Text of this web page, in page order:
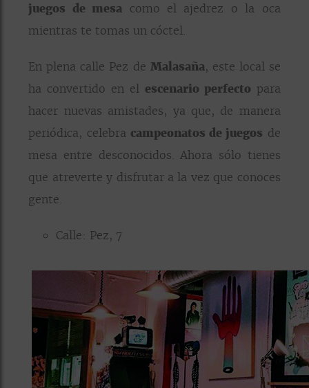
juegos de mesa como el ajedrez o la oca
mientras te tomas un cóctel.
En plena calle Pez de Malasaña, este local se
ha convertido en el escenario perfecto para
hacer nuevas amistades, ya que, de manera
periódica, celebra campeonatos de juegos de
mesa entre desconocidos. Ahora sólo tienes
que atreverte y disfrutar a la vez que conoces
gente.
Calle: Pez, 7